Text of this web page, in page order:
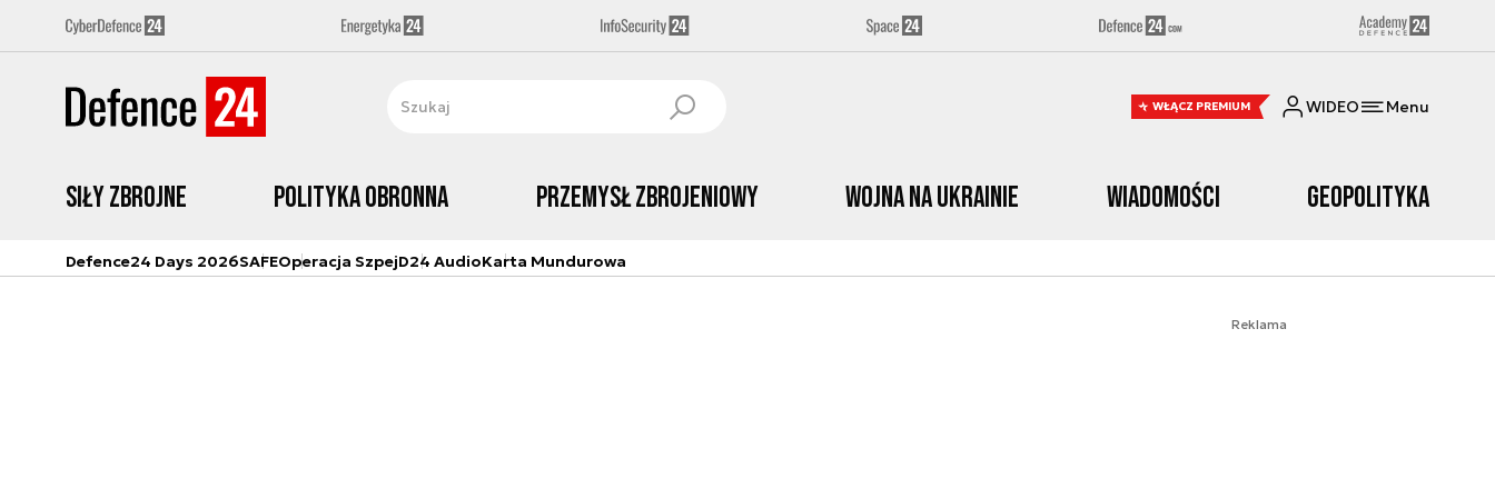
WŁĄCZ PREMIUM WIDEO Menu
Siły zbrojne Polityka obronna Przemysł Zbrojeniowy Wojna na Ukrainie Wiadomości Geopolityka
Defence24 Days 2026SAFEOperacja SzpejD24 AudioKarta Mundurowa
Reklama